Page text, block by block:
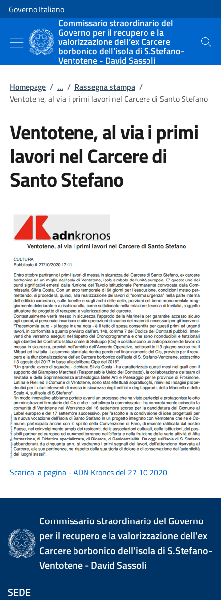
Vai al contenuto
Vai alla navigazione del sito
Governo Italiano
Commissario straordinario del
Governo per il recupero e la
valorizzazione dell’ex Carcere
borbonico dell’isola di S.Stefano-
Ventotene - David Sassoli
Cerca
Homepage / ... / Rassegna stampa /
Ventotene, al via i primi lavori nel Carcere di Santo Stefano
Ventotene, al via i primi
lavori nel Carcere di
Santo Stefano
Scarica la pagina - ADN Kronos del 27 10 2020
Commissario straordinario del Governo
per il recupero e la valorizzazione dell’ex
Carcere borbonico dell’isola di S.Stefano-
Ventotene - David Sassoli
SEDE